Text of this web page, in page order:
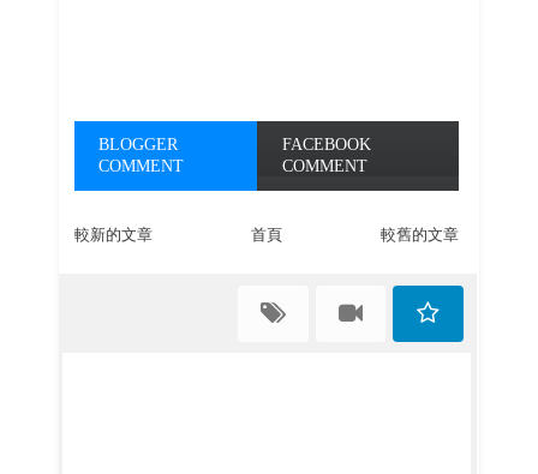
BLOGGER
COMMENT
FACEBOOK
COMMENT
較新的文章 較舊的文章
首頁